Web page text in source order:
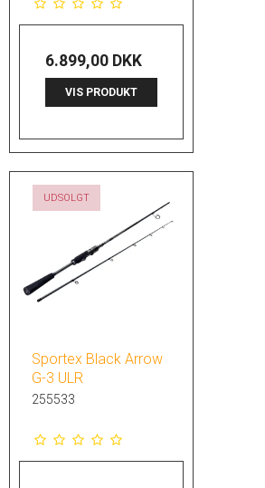
6.899,00 DKK
VIS PRODUKT
UDSOLGT
Sportex Black Arrow
G-3 ULR
255533